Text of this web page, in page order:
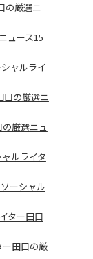
の厳選ニ
ュース15
ャルライ
口の厳選ニ
厳選ニュ
ルライタ
ーシャル
ター田口
田口の厳